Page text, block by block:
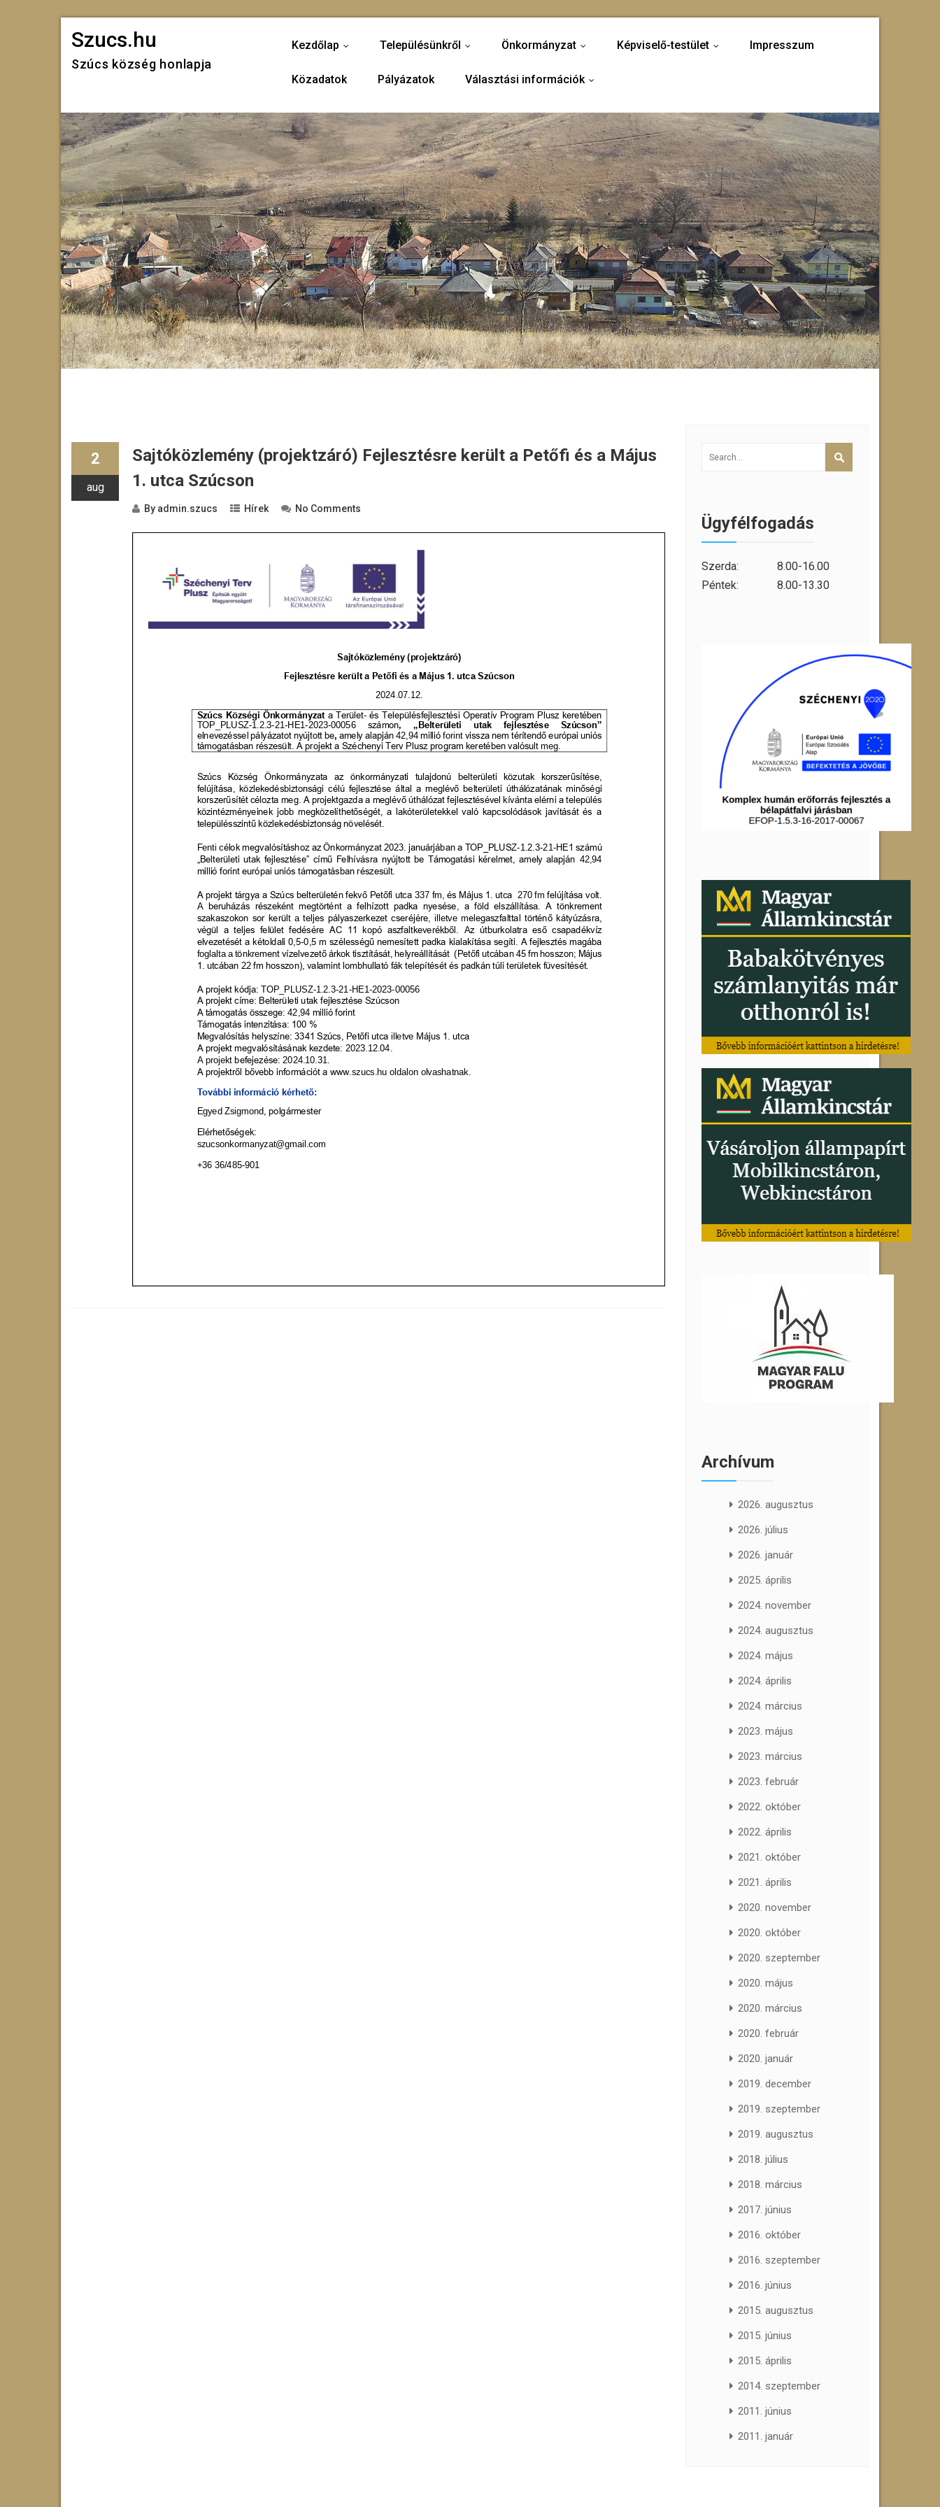
content
Szucs.hu
Szúcs község honlapja
Kezdőlap Településünkről Önkormányzat Képviselő-testület Impresszum
Közadatok Pályázatok Választási információk
2
aug
Sajtóközlemény (projektzáró) Fejlesztésre került a Petőfi és a Május
1. utca Szúcson
By admin.szucs Hírek No Comments
Ügyfélfogadás
Szerda:
8.00-16.00
Péntek:
8.00-13.30
Archívum
2026. augusztus
2026. július
2026. január
2025. április
2024. november
2024. augusztus
2024. május
2024. április
2024. március
2023. május
2023. március
2023. február
2022. október
2022. április
2021. október
2021. április
2020. november
2020. október
2020. szeptember
2020. május
2020. március
2020. február
2020. január
2019. december
2019. szeptember
2019. augusztus
2018. július
2018. március
2017. június
2016. október
2016. szeptember
2016. június
2015. augusztus
2015. június
2015. április
2014. szeptember
2011. június
2011. január